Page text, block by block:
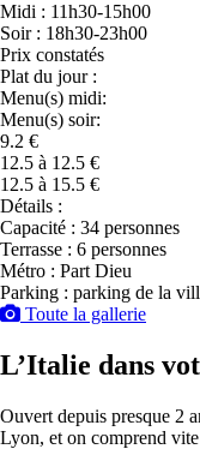
Midi : 11h30-15h00
Soir : 18h30-23h00
Prix constatés
Plat du jour :
Menu(s) midi:
Menu(s) soir:
9.2 €
12.5 à 12.5 €
12.5 à 15.5 €
Détails :
Capacité : 34 personnes
Terrasse : 6 personnes
Métro : Part Dieu
Parking : parking de la
Toute la gallerie
L’Italie dans
Ouvert depuis presque 2
Lyon, et on comprend